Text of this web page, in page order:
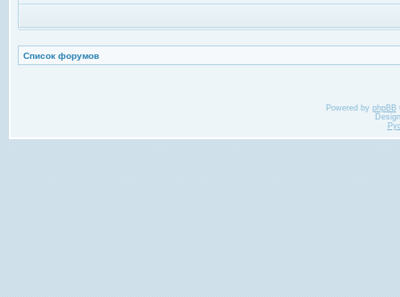
Список форумов
Powered by phpBB